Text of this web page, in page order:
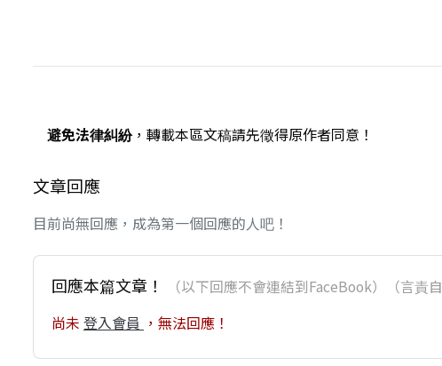
避免法律糾紛，轉載本區文稿請先徵得原作者同意！
文章回應
目前尚無回應，成為第一個回應的人吧！
回應本篇文章！ （以下回應不會連結到FaceBook）（言責
尚未 登入會員 ，無法回應！